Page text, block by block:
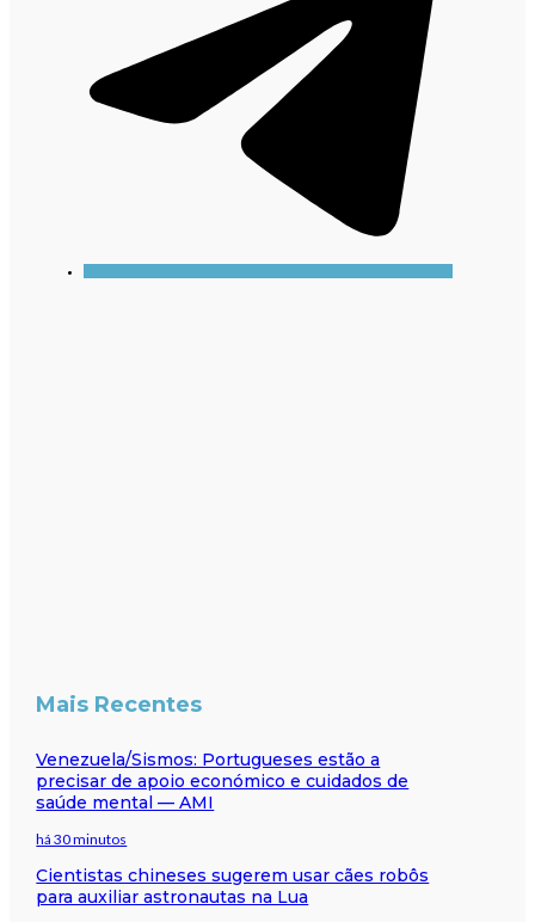
Mais Recentes
Venezuela/Sismos: Portugueses estão a
precisar de apoio económico e cuidados de
saúde mental — AMI
há 30 minutos
Cientistas chineses sugerem usar cães robôs
para auxiliar astronautas na Lua